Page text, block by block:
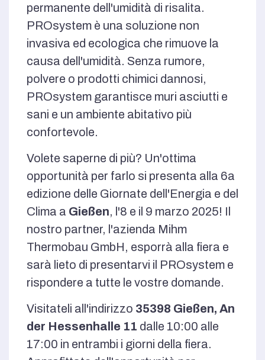
permanente dell'umidità di risalita.
PROsystem è una soluzione non
invasiva ed ecologica che rimuove la
causa dell'umidità. Senza rumore,
polvere o prodotti chimici dannosi,
PROsystem garantisce muri asciutti e
sani e un ambiente abitativo più
confortevole.
Volete saperne di più? Un'ottima
opportunità per farlo si presenta alla 6a
edizione delle Giornate dell'Energia e del
Clima a Gießen, l'8 e il 9 marzo 2025! Il
nostro partner, l'azienda Mihm
Thermobau GmbH, esporrà alla fiera e
sarà lieto di presentarvi il PROsystem e
rispondere a tutte le vostre domande.
Visitateli all'indirizzo 35398 Gießen, An
der Hessenhalle 11 dalle 10:00 alle
17:00 in entrambi i giorni della fiera.